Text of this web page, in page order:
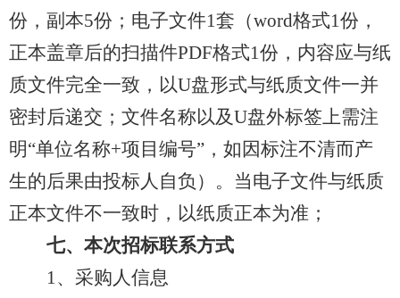
份，副本5份；电子文件1套（word格式1份，
正本盖章后的扫描件PDF格式1份，内容应与纸
质文件完全一致，以U盘形式与纸质文件一并
密封后递交；文件名称以及U盘外标签上需注
明“单位名称+项目编号”，如因标注不清而产
生的后果由投标人自负）。当电子文件与纸质
正本文件不一致时，以纸质正本为准；
七、本次招标联系方式
1、采购人信息